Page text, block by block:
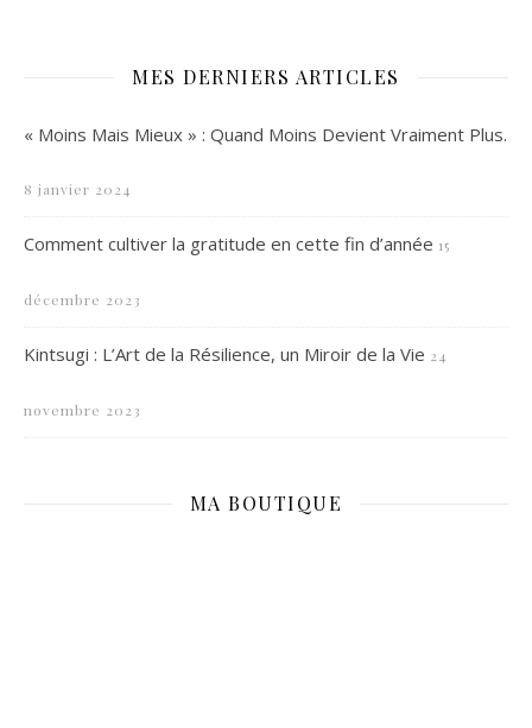
MES DERNIERS ARTICLES
« Moins Mais Mieux » : Quand Moins Devient Vraiment Plus.
8 janvier 2024
Comment cultiver la gratitude en cette fin d’année 15
décembre 2023
Kintsugi : L’Art de la Résilience, un Miroir de la Vie 24
novembre 2023
MA BOUTIQUE